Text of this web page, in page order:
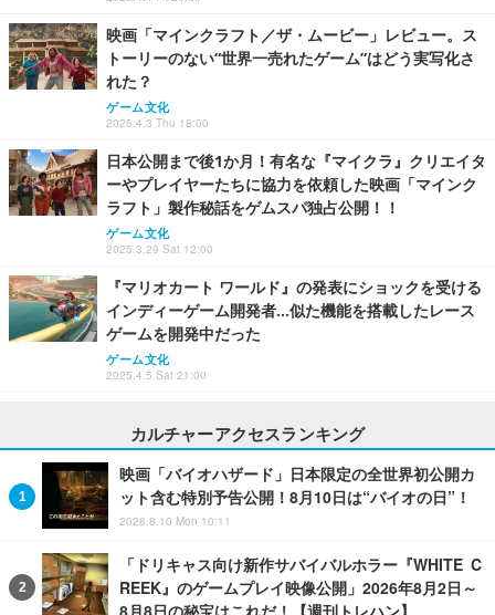
映画「マインクラフト／ザ・ムービー」レビュー。ス
トーリーのない“世界一売れたゲーム”はどう実写化さ
れた？
ゲーム文化
2025.4.3 Thu 18:00
日本公開まで後1か月！有名な『マイクラ』クリエイタ
ーやプレイヤーたちに協力を依頼した映画「マインク
ラフト」製作秘話をゲムスパ独占公開！！
ゲーム文化
2025.3.29 Sat 12:00
『マリオカート ワールド』の発表にショックを受ける
インディーゲーム開発者...似た機能を搭載したレース
ゲームを開発中だった
ゲーム文化
2025.4.5 Sat 21:00
カルチャーアクセスランキング
映画「バイオハザード」日本限定の全世界初公開カ
ット含む特別予告公開！8月10日は“バイオの日”！
2026.8.10 Mon 10:11
「ドリキャス向け新作サバイバルホラー『WHITE C
REEK』のゲームプレイ映像公開」2026年8月2日～
8月8日の秘宝はこれだ！【週刊トレハン】